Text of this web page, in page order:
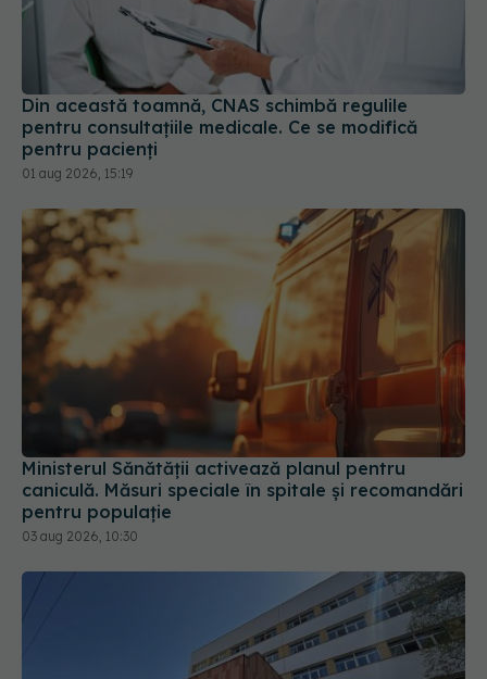
Din această toamnă, CNAS schimbă regulile
pentru consultațiile medicale. Ce se modifică
pentru pacienți
01 aug 2026, 15:19
Ministerul Sănătății activează planul pentru
caniculă. Măsuri speciale în spitale și recomandări
pentru populație
03 aug 2026, 10:30